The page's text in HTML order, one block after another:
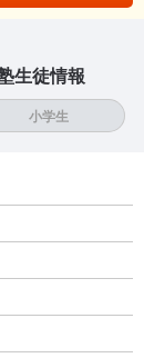
生徒情報
小学生